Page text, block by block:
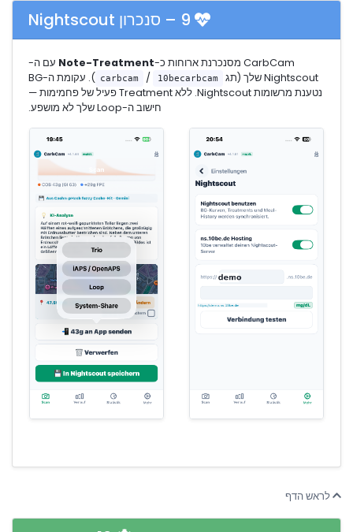
CarbCam מסנכרנת ארוחות כ- Note-Treatment עם ה-
Nightscout שלך (תג
carbcam / 10becarbcam
). עקומת ה-BG
נטענת מרשומות Nightscout. ללא Treatment פעיל של פחמימות —
חישוב ה-Loop שלך לא מושפע.
לראש הדף